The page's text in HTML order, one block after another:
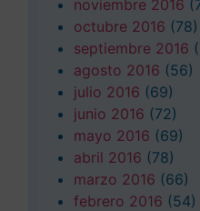
noviembre 2016
octubre 2016 (78)
septiembre 2016
agosto 2016 (56)
julio 2016 (69)
junio 2016 (72)
mayo 2016 (69)
abril 2016 (78)
marzo 2016 (66)
febrero 2016 (54)